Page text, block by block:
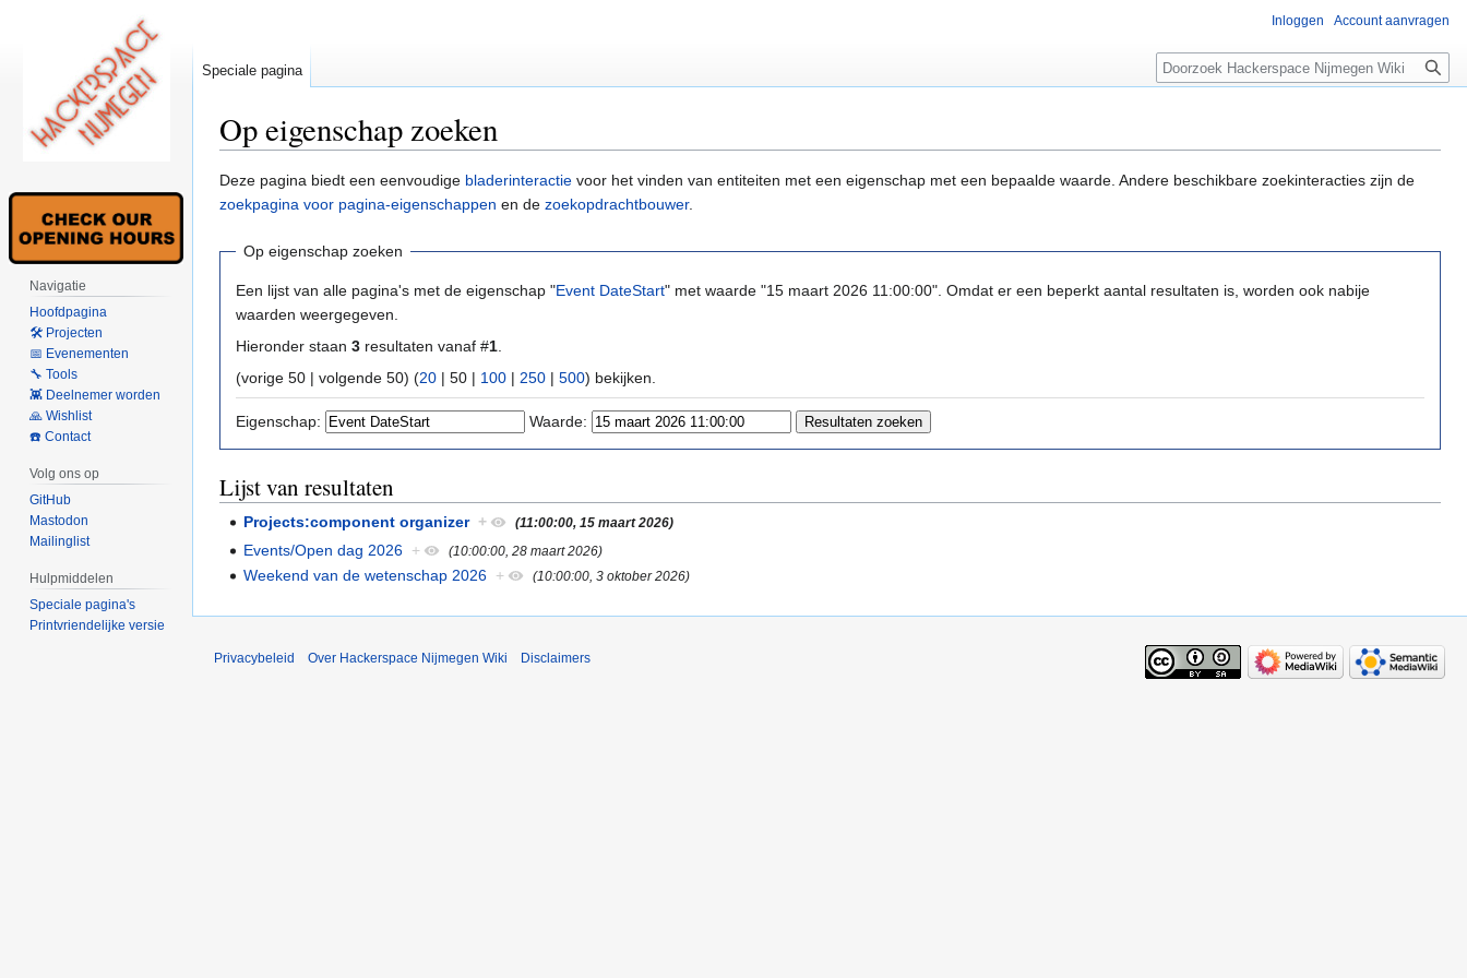
Op eigenschap zoeken
Naar
navigatie
Naar
zoeken
Deze pagina biedt een eenvoudige bladerinteractie voor het vinden van entiteiten met een eigenschap met een bepaalde waarde. Andere beschikbare zoekinteracties zijn de
zoekpagina voor pagina-eigenschappen en de zoekopdrachtbouwer.
Op eigenschap zoeken
Een lijst van alle pagina's met de eigenschap "Event DateStart" met waarde "15 maart 2026 11:00:00". Omdat er een beperkt aantal resultaten is, worden ook nabije
waarden weergegeven.
Hieronder staan 3 resultaten vanaf #1.
(vorige 50 | volgende 50) (20 | 50 | 100 | 250 | 500) bekijken.
Eigenschap: Waarde:
Lijst van resultaten
Projects:component organizer + (11:00:00, 15 maart 2026)
Events/Open dag 2026 + (10:00:00, 28 maart 2026)
Weekend van de wetenschap 2026 + (10:00:00, 3 oktober 2026)
Inloggen Account aanvragen
Speciale pagina Zoeken
Navigatie
Hoofdpagina
🛠 Projecten
📅 Evenementen
🔧 Tools
👾 Deelnemer worden
🙏 Wishlist
☎️ Contact
Volg ons op
GitHub
Mastodon
Mailinglist
Hulpmiddelen
Speciale pagina's
Printvriendelijke versie
Privacybeleid Over Hackerspace Nijmegen Wiki Disclaimers